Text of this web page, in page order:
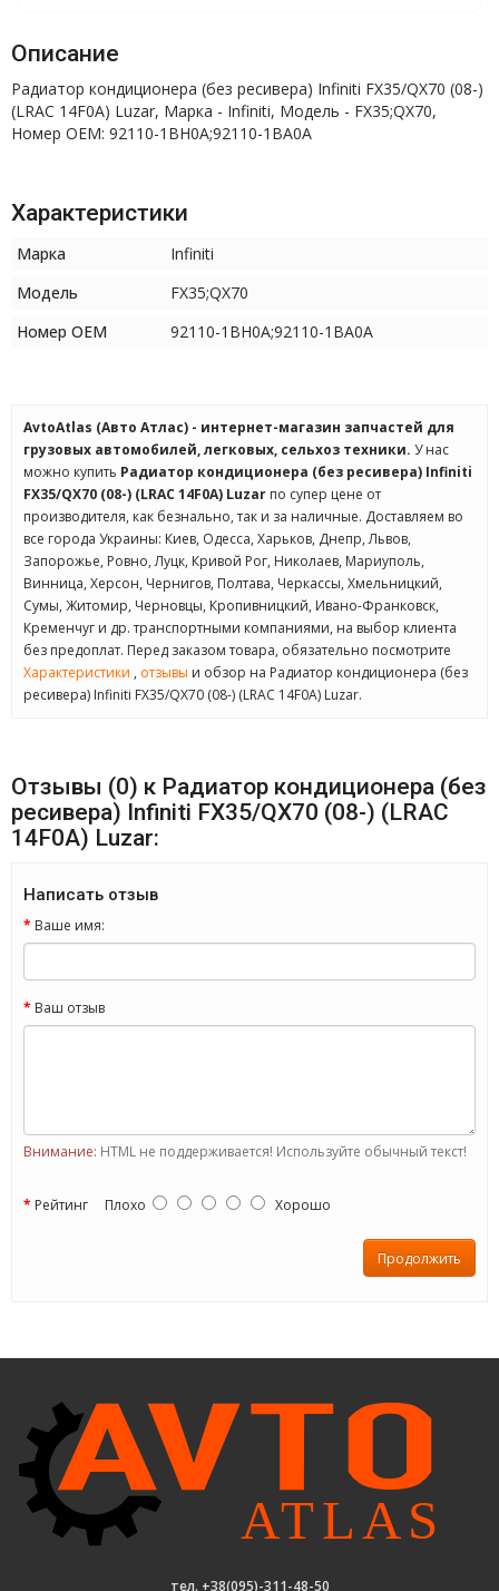
Описание
Радиатор кондиционера (без ресивера) Infiniti FX35/QX70 (08-)
(LRAC 14F0A) Luzar, Марка - Infiniti, Модель - FX35;QX70,
Номер OEM: 92110-1BH0A;92110-1BA0A
Характеристики
Марка
Infiniti
Модель
FX35;QX70
Номер OEM
92110-1BH0A;92110-1BA0A
AvtoAtlas (Авто Атлас) - интернет-магазин запчастей для
грузовых автомобилей, легковых, сельхоз техники. У нас
можно купить Радиатор кондиционера (без ресивера) Infiniti
FX35/QX70 (08-) (LRAC 14F0A) Luzar по супер цене от
производителя, как безнально, так и за наличные. Доставляем во
все города Украины: Киев, Одесса, Харьков, Днепр, Львов,
Запорожье, Ровно, Луцк, Кривой Рог, Николаев, Мариуполь,
Винница, Херсон, Чернигов, Полтава, Черкассы, Хмельницкий,
Сумы, Житомир, Черновцы, Кропивницкий, Ивано-Франковск,
Кременчуг и др. транспортными компаниями, на выбор клиента
без предоплат. Перед заказом товара, обязательно посмотрите
Характеристики , отзывы и обзор на Радиатор кондиционера (без
ресивера) Infiniti FX35/QX70 (08-) (LRAC 14F0A) Luzar.
Отзывы (0) к Радиатор кондиционера (без
ресивера) Infiniti FX35/QX70 (08-) (LRAC
14F0A) Luzar:
Написать отзыв
Ваше имя:
Ваш отзыв
Внимание: HTML не поддерживается! Используйте обычный текст!
Рейтинг Плохо Хорошо
Продолжить
тел. +38(095)-311-48-50